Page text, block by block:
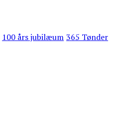
100 års jubilæum 365 Tønder